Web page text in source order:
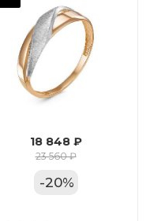
18 848 ₽
23 560 ₽
-20%